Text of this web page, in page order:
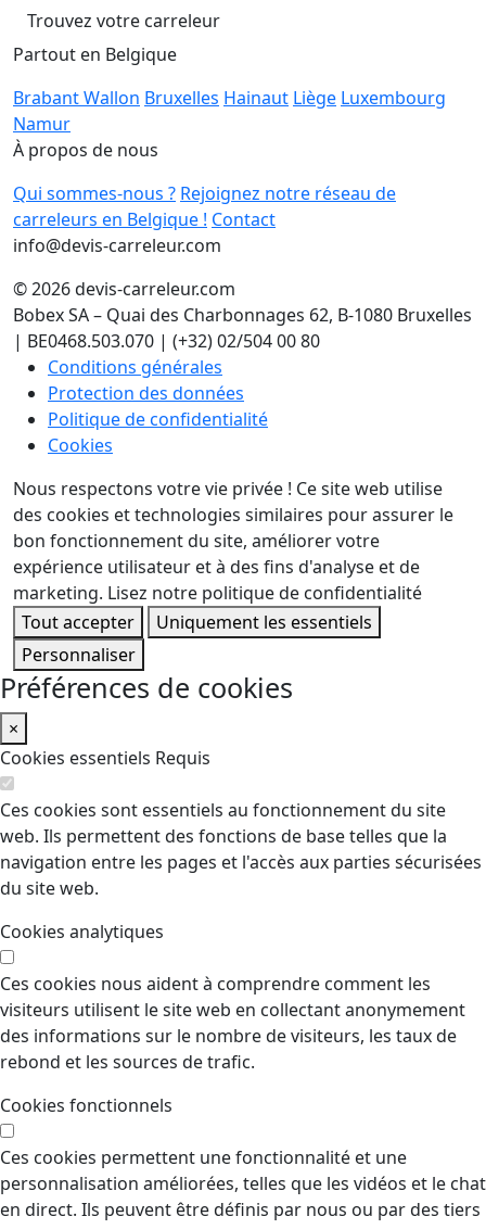
Trouvez votre carreleur
Partout en Belgique
Brabant Wallon Bruxelles Hainaut Liège Luxembourg
Namur
À propos de nous
Qui sommes-nous ? Rejoignez notre réseau de
carreleurs en Belgique ! Contact
info@devis-carreleur.com
© 2026 devis-carreleur.com
Bobex SA – Quai des Charbonnages 62, B-1080 Bruxelles
| BE0468.503.070 | (+32) 02/504 00 80
Conditions générales
Protection des données
Politique de confidentialité
Cookies
Nous respectons votre vie privée ! Ce site web utilise
des cookies et technologies similaires pour assurer le
bon fonctionnement du site, améliorer votre
expérience utilisateur et à des fins d'analyse et de
marketing. Lisez notre politique de confidentialité
Tout accepter
Uniquement les essentiels
Personnaliser
Préférences de cookies
×
Cookies essentiels Requis
Ces cookies sont essentiels au fonctionnement du site
web. Ils permettent des fonctions de base telles que la
navigation entre les pages et l'accès aux parties sécurisées
du site web.
Cookies analytiques
Ces cookies nous aident à comprendre comment les
visiteurs utilisent le site web en collectant anonymement
des informations sur le nombre de visiteurs, les taux de
rebond et les sources de trafic.
Cookies fonctionnels
Ces cookies permettent une fonctionnalité et une
personnalisation améliorées, telles que les vidéos et le chat
en direct. Ils peuvent être définis par nous ou par des tiers